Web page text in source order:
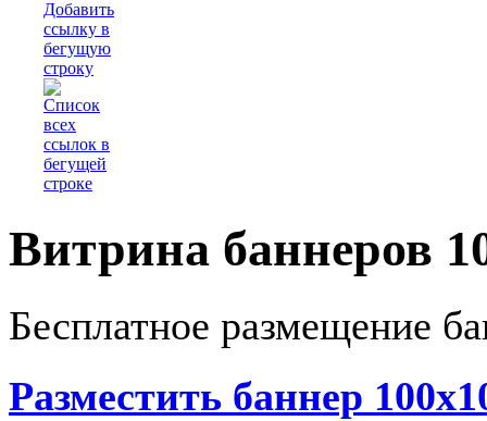
Витрина баннеров
Бесплатное размещение
Разместить баннер